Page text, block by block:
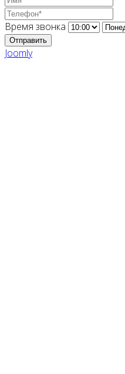
Время звонка
Отправить
Joomly